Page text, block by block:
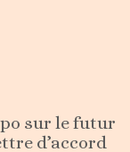
sur le futur
d’accord